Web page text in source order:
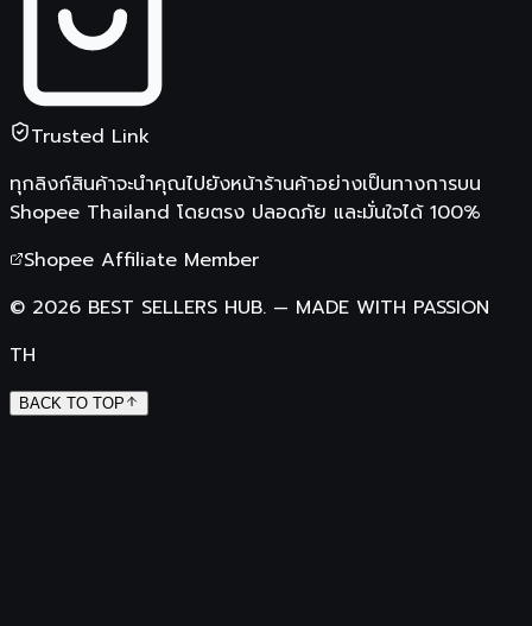
Trusted Link
ทุกลิงก์สินค้าจะนำคุณไปยังหน้าร้านค้าอย่างเป็นทางการบน
Shopee Thailand โดยตรง ปลอดภัย และมั่นใจได้ 100%
Shopee Affiliate Member
© 2026 BEST SELLERS HUB. — MADE WITH PASSION
TH
BACK TO TOP